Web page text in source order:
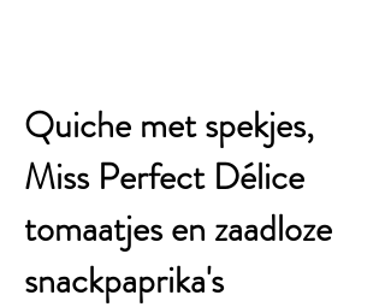
Quiche met spekjes,
Miss Perfect Délice
tomaatjes en zaadloze
snackpaprika's